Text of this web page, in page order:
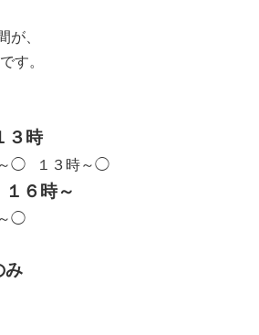
が、
す。
３時
◯ １３時～◯
１６時～
◯
み